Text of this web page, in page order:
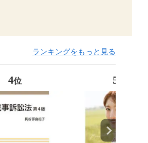
ランキングをもっと見る
4位 5